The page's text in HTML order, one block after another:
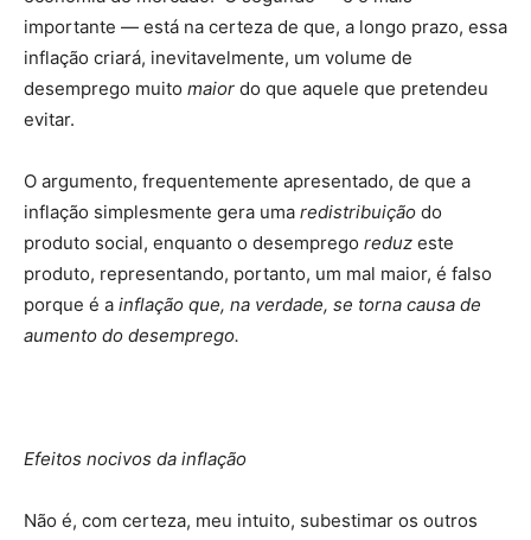
importante — está na certeza de que, a longo prazo, essa
inflação criará, inevitavelmente, um volume de
desemprego muito maior do que aquele que pretendeu
evitar.
O argumento, frequentemente apresentado, de que a
inflação simplesmente gera uma redistribuição do
produto social, enquanto o desemprego reduz este
produto, representando, portanto, um mal maior, é falso
porque é a inflação que, na verdade, se torna causa de
aumento do desemprego.
Efeitos nocivos da inflação
Não é, com certeza, meu intuito, subestimar os outros